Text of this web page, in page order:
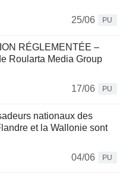
25/06
PU
RÉGLEMENTÉE –
Roularta Media Group
17/06
PU
nationaux des
et la Wallonie sont
04/06
PU